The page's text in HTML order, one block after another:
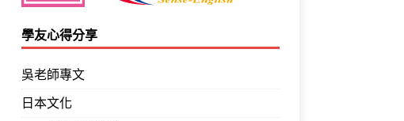
學友心得分享
吳老師專文
日本文化